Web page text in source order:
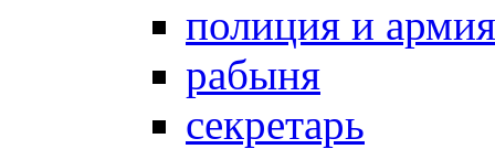
полиция и армия
рабыня
секретарь